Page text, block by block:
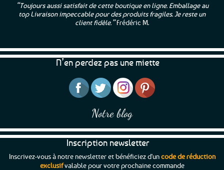
“Toujours aussi satisfait de cette boutique en ligne. Emballage au
top Livraison impeccable pour des produits fragiles. Je reste un
client fidèle.”Frédéric M.
N’en perdez pas une miette
Notre blog
Inscription newsletter
Inscrivez-vous à notre newsletter et bénéficiez d'uncode de réduction
exclusifvalable pour votre prochaine commande